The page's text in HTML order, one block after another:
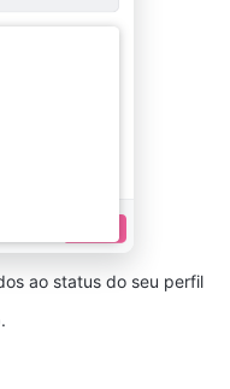
ao status do seu perfil